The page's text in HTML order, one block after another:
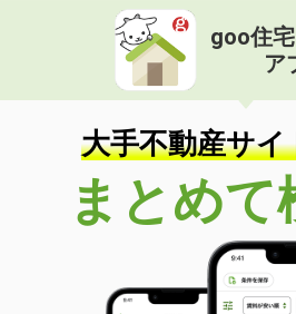
goo住
ア
大手不動産サイ
まとめて